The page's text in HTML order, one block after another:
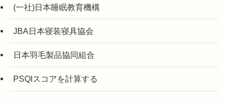
(一社)日本睡眠教育機構
JBA日本寝装寝具協会
日本羽毛製品協同組合
PSQIスコアを計算する